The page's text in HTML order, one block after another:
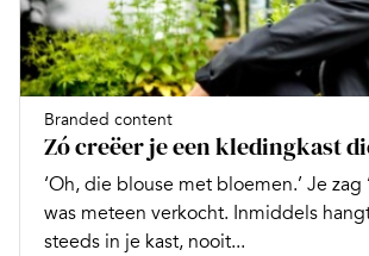
Branded content
Zó creëer je een kledingkast
‘Oh, die blouse met bloemen.’ Je zag
was meteen verkocht. Inmiddels
steeds in je kast, nooit...